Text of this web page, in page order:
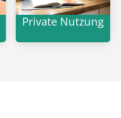
Private Nutzung